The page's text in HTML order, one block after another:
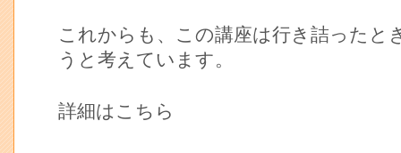
これからも、この講座は行き詰ったと
うと考えています。
詳細はこちら